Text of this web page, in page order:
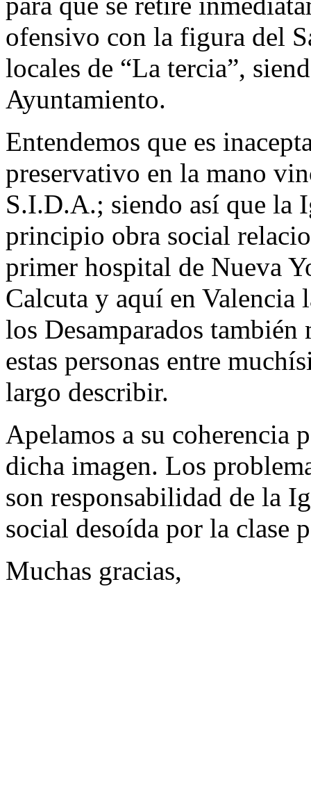
ofensivo con la figura del
locales de “La tercia”,
Ayuntamiento.
Entendemos que es
preservativo en la mano
S.I.D.A.; siendo así que la
principio obra social
primer hospital de Nueva
Calcuta y aquí en
los Desamparados
estas personas entre
largo describir.
Apelamos a su coherencia
dicha imagen. Los
son responsabilidad de la
social desoída por la clase
Muchas gracias,